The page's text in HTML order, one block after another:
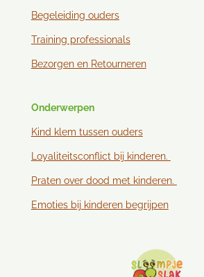
Begeleiding ouders
Training professionals
Bezorgen en Retourneren
Onderwerpen
Kind klem tussen ouders
Loyaliteitsconflict bij kinderen.
Praten over dood met kinderen.
Emoties bij kinderen begrijpen